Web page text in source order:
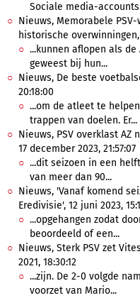
Sociale media-
Nieuws, Memorabele
historische overwinningen,
...kunnen aflopen als de
geweest bij hun...
Nieuws, De beste
20:18:00
...om de atleet te
trappen van doelen. Er...
Nieuws, PSV overklast
17 december 2023, 21:57:07
...dit seizoen in een
van meer dan 90...
Nieuws, 'Vanaf komend
Eredivisie', 12 juni 2023,
...opgehangen zodat
beoordeeld of een...
Nieuws, Sterk PSV zet
2021, 18:30:12
...zijn. De 2-0 volgde
voorzet van Mario...